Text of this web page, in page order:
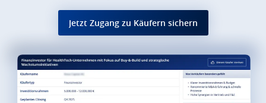
Jetzt Zugang zu Käufern sichern